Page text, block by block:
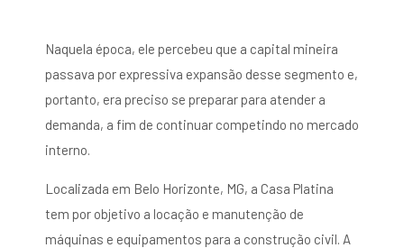
Naquela época, ele percebeu que a capital mineira
passava por expressiva expansão desse segmento e,
portanto, era preciso se preparar para atender a
demanda, a fim de continuar competindo no mercado
interno.
Localizada em Belo Horizonte, MG, a Casa Platina
tem por objetivo a locação e manutenção de
máquinas e equipamentos para a construção civil. A